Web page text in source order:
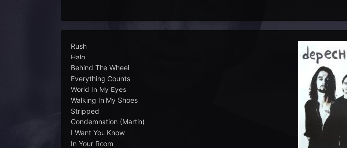
Rush
Halo
Behind The Wheel
Everything Counts
World In My Eyes
Walking In My Shoes
Stripped
Condemnation (Martin)
I Want You Know
In Your Room